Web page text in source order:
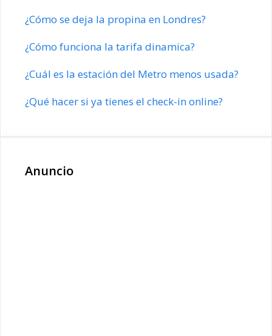
¿Cómo se deja la propina en Londres?
¿Cómo funciona la tarifa dinamica?
¿Cuál es la estación del Metro menos usada?
¿Qué hacer si ya tienes el check-in online?
Anuncio